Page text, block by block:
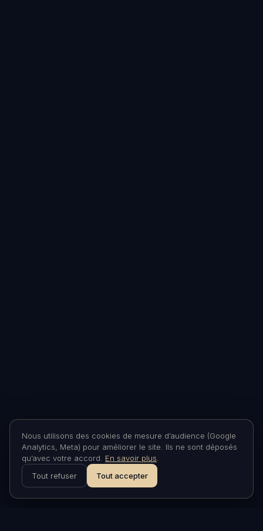
Nous utilisons des cookies de mesure d’audience (Google
Analytics, Meta) pour améliorer le site. Ils ne sont déposés
qu’avec votre accord.
En savoir plus
Tout refuser
Tout accepter